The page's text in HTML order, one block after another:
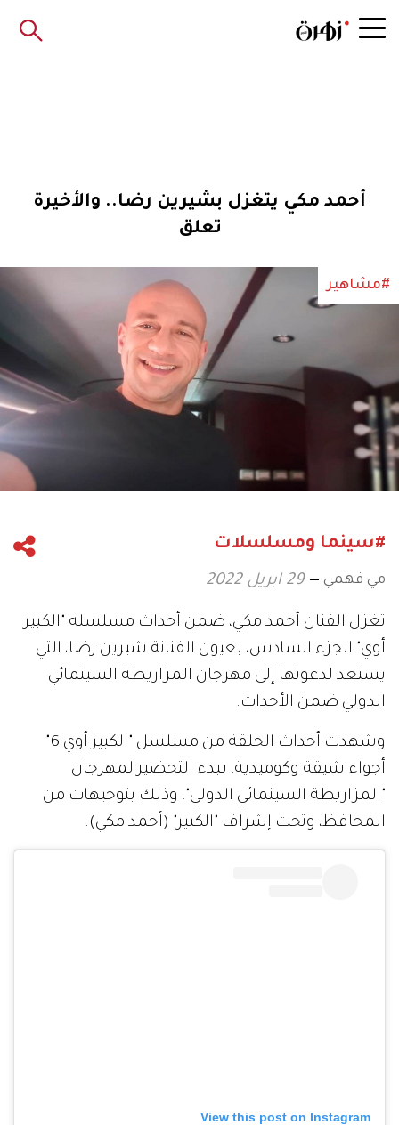
أحمد مكي يتغزل بشيرين رضا.. والأخيرة
تعلق
#مشاهير
#سينما ومسلسلات
مي فهمي 29 ابريل 2022
تغزل الفنان أحمد مكي، ضمن أحداث مسلسله "الكبير
أوي" الجزء السادس، بعيون الفنانة شيرين رضا، التي
يستعد لدعوتها إلى مهرجان المزاريطة السينمائي
الدولي ضمن الأحداث.
وشهدت أحداث الحلقة من مسلسل "الكبير أوي 6"
أجواء شيقة وكوميدية، ببدء التحضير لمهرجان
"المزاريطة السينمائي الدولي"، وذلك بتوجيهات من
المحافظ، وتحت إشراف "الكبير" (أحمد مكي).
View this post on Instagram